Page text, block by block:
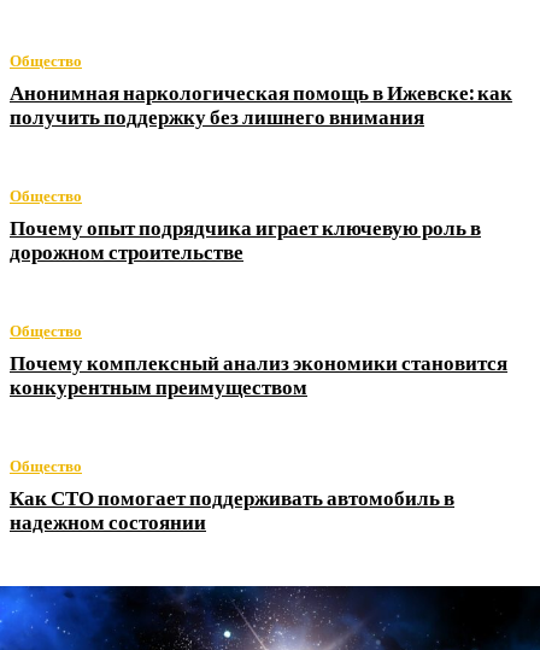
Общество
Анонимная наркологическая помощь в Ижевске: как
получить поддержку без лишнего внимания
Общество
Почему опыт подрядчика играет ключевую роль в
дорожном строительстве
Общество
Почему комплексный анализ экономики становится
конкурентным преимуществом
Общество
Как СТО помогает поддерживать автомобиль в
надежном состоянии